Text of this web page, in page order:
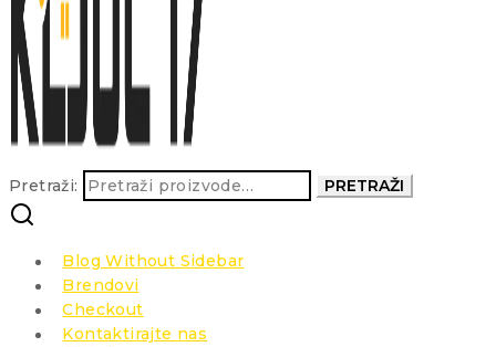
Pretraži: PRETRAŽI
Blog Without Sidebar
Brendovi
Checkout
Kontaktirajte nas